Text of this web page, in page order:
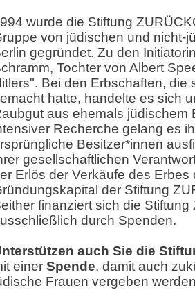
wurde die Stiftung
von jüdischen und nicht-
gegründet. Zu den
Tochter von Albert
Bei den Erbschaften, die
hatte, handelte es sich
aus ehemals jüdischem
Recherche gelang es
Besitzer*innen
gesellschaftlichen
Erlös der Verkäufe des Erbes
der Stiftung
finanziert sich die
durch Spenden.
auch Sie die
einer Spende, damit auch
Frauen vergeben